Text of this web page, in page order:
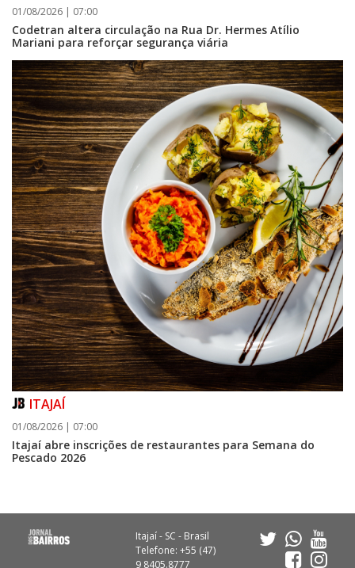
01/08/2026 | 07:00
Codetran altera circulação na Rua Dr. Hermes Atílio
Mariani para reforçar segurança viária
ITAJAÍ
01/08/2026 | 07:00
Itajaí abre inscrições de restaurantes para Semana do
Pescado 2026
Itajaí - SC - Brasil
Telefone: +55 (47)
9 8405.8777